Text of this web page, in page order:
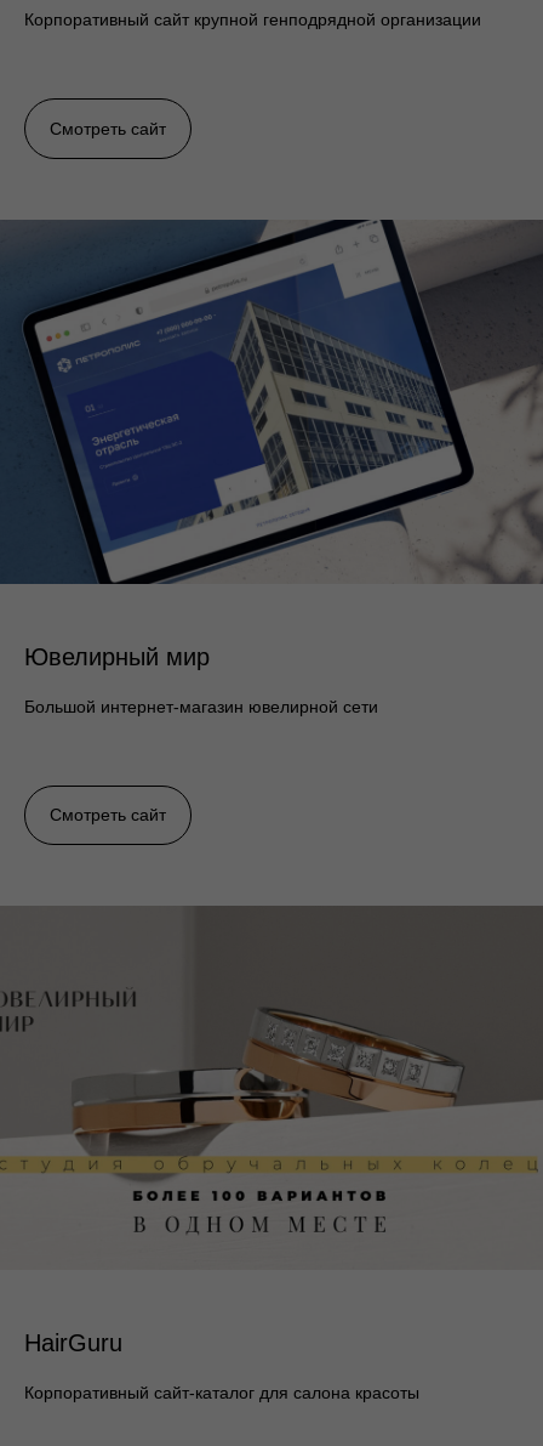
Корпоративный сайт крупной генподрядной организации
Смотреть сайт
Ювелирный мир
Большой интернет-магазин ювелирной сети
Смотреть сайт
HairGuru
Корпоративный сайт-каталог для салона красоты